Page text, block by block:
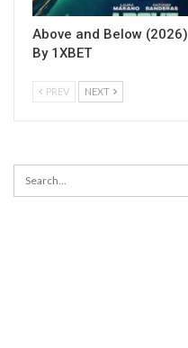
Above and Below (2026)
By 1XBET
PREV NEXT